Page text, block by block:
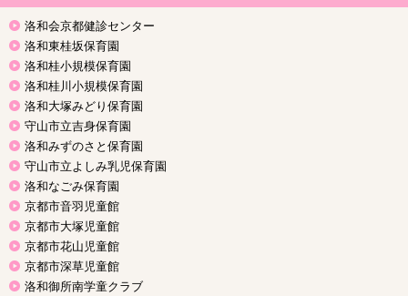
洛和会京都健診センター
洛和東桂坂保育園
洛和桂小規模保育園
洛和桂川小規模保育園
洛和大塚みどり保育園
守山市立吉身保育園
洛和みずのさと保育園
守山市立よしみ乳児保育園
洛和なごみ保育園
京都市音羽児童館
京都市大塚児童館
京都市花山児童館
京都市深草児童館
洛和御所南学童クラブ